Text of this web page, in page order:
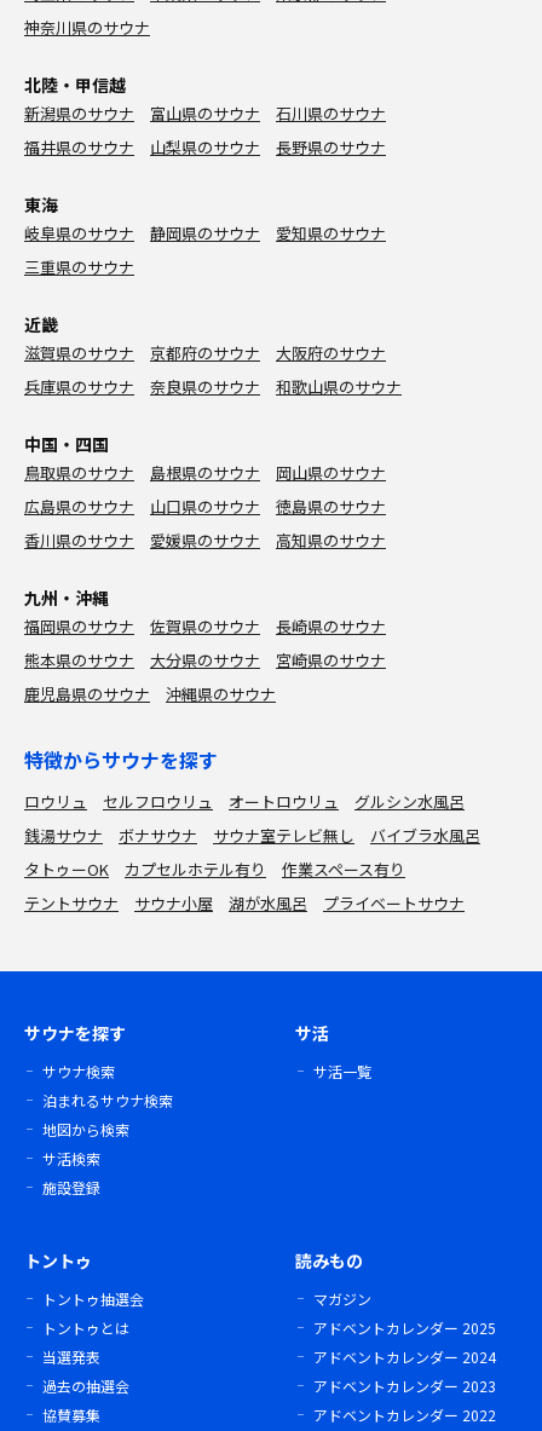
神奈川県のサウナ
北陸・甲信越
新潟県のサウナ 富山県のサウナ
石川県のサウナ
福井県のサウナ
山梨県のサウナ 長野県のサウナ
東海
岐阜県のサウナ 静岡県のサウナ
愛知県のサウナ
三重県のサウナ
近畿
滋賀県のサウナ 京都府のサウナ
大阪府のサウナ
兵庫県のサウナ
奈良県のサウナ 和歌山県のサウナ
中国・四国
鳥取県のサウナ 島根県のサウナ
岡山県のサウナ
広島県のサウナ
山口県のサウナ
徳島県のサウナ
香川県のサウナ
愛媛県のサウナ 高知県のサウナ
九州・沖縄
福岡県のサウナ 佐賀県のサウナ
長崎県のサウナ
熊本県のサウナ
大分県のサウナ
宮崎県のサウナ
鹿児島県のサウナ
沖縄県のサウナ
特徴からサウナを探す
ロウリュ セルフロウリュ オートロウリュ
グルシン水風呂
銭湯サウナ
ボナサウナ サウナ室テレビ無し
バイブラ水風呂
タトゥーOK
カプセルホテル有り
作業スペース有り
テントサウナ
サウナ小屋 湖が水風呂 プライベートサウナ
サウナを探す
サウナ検索
泊まれるサウナ検索
地図から検索
サ活検索
施設登録
サ活
サ活一覧
トントゥ
トントゥ抽選会
トントゥとは
当選発表
過去の抽選会
協賛募集
読みもの
マガジン
アドベントカレンダー 2025
アドベントカレンダー 2024
アドベントカレンダー 2023
アドベントカレンダー 2022